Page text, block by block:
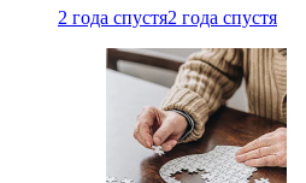
2 года спустя2 года спустя